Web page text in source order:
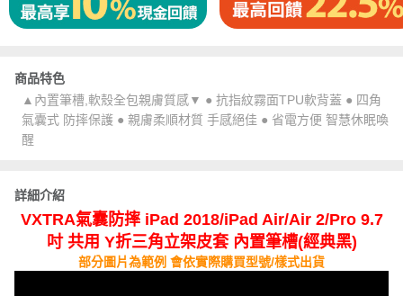
商品特色
▲內置筆槽,軟殼全包親膚質感▼ ● 抗指紋霧面TPU軟背蓋 ● 四角
氣囊式 防摔保護 ● 親膚柔順材質 手感絕佳 ● 省電方便 智慧休眠喚
醒
詳細介紹
VXTRA氣囊防摔 iPad 2018/iPad Air/Air 2/Pro 9.7
吋 共用 Y折三角立架皮套 內置筆槽(經典黑)
部分圖片為範例 會依實際購買型號/樣式出貨